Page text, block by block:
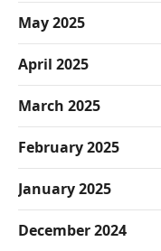
May 2025
April 2025
March 2025
February 2025
January 2025
December 2024